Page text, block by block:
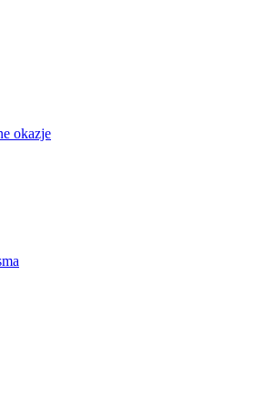
okazje